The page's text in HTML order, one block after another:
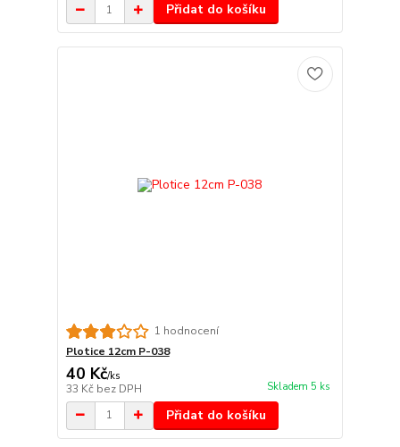
Přidat do košíku
1 hodnocení
Plotice 12cm P-038
40 Kč/ks
33 Kč bez DPH Skladem 5 ks
Přidat do košíku